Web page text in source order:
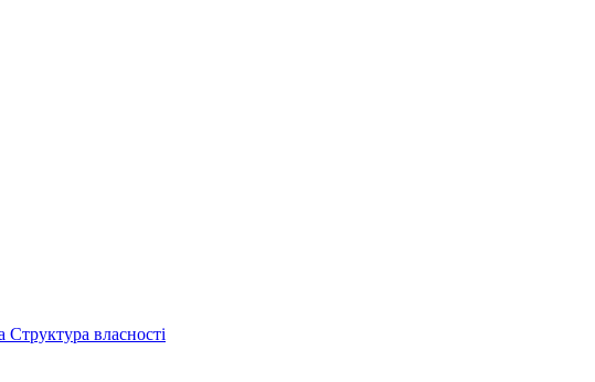
Структура власності